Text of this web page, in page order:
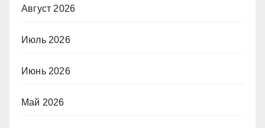
Август 2026
Июль 2026
Июнь 2026
Май 2026